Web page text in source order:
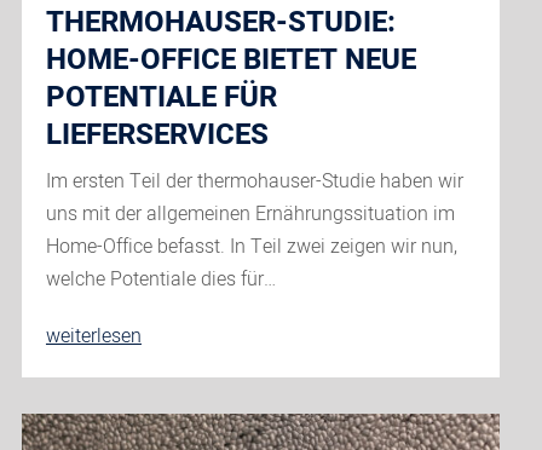
THERMOHAUSER-STUDIE:
HOME-OFFICE BIETET NEUE
POTENTIALE FÜR
LIEFERSERVICES
Im ersten Teil der thermohauser-Studie haben wir
uns mit der allgemeinen Ernährungssituation im
Home-Office befasst. In Teil zwei zeigen wir nun,
welche Potentiale dies für…
thermohauser-
Office
weiterlesen